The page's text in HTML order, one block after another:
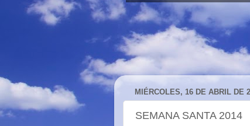
MIÉRCOLES, 16 DE ABRIL DE
SEMANA SANTA 2014